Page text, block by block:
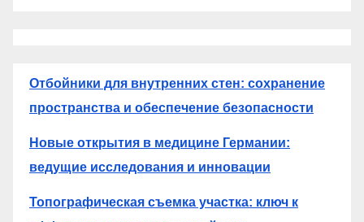
Отбойники для внутренних стен: сохранение
пространства и обеспечение безопасности
Новые открытия в медицине Германии:
ведущие исследования и инновации
Топографическая съемка участка: ключ к